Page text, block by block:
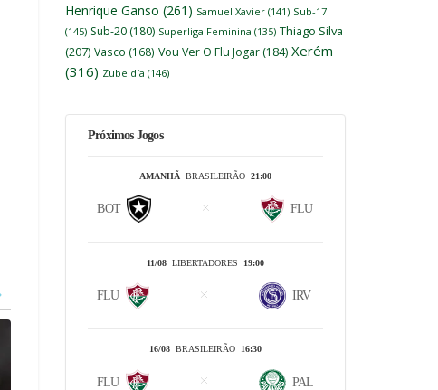
Henrique Ganso (261) Samuel Xavier (141) Sub-17
(145) Sub-20 (180) Superliga Feminina (135) Thiago Silva
(207) Vasco (168) Vou Ver O Flu Jogar (184) Xerém
(316) Zubeldía (146)
Próximos Jogos
AMANHÃ BRASILEIRÃO 21:00
BOT FLU
11/08 LIBERTADORES 19:00
FLU IRV
16/08 BRASILEIRÃO 16:30
FLU PAL